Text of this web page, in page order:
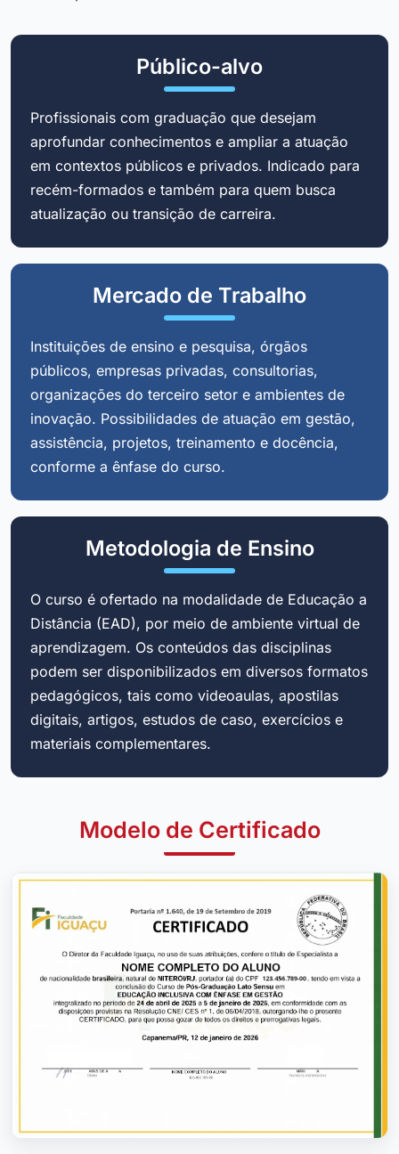
Público-alvo
Profissionais com graduação que desejam
aprofundar conhecimentos e ampliar a atuação
em contextos públicos e privados. Indicado para
recém-formados e também para quem busca
atualização ou transição de carreira.
Mercado de Trabalho
Instituições de ensino e pesquisa, órgãos
públicos, empresas privadas, consultorias,
organizações do terceiro setor e ambientes de
inovação. Possibilidades de atuação em gestão,
assistência, projetos, treinamento e docência,
conforme a ênfase do curso.
Metodologia de Ensino
O curso é ofertado na modalidade de Educação a
Distância (EAD), por meio de ambiente virtual de
aprendizagem. Os conteúdos das disciplinas
podem ser disponibilizados em diversos formatos
pedagógicos, tais como videoaulas, apostilas
digitais, artigos, estudos de caso, exercícios e
materiais complementares.
Modelo de Certificado